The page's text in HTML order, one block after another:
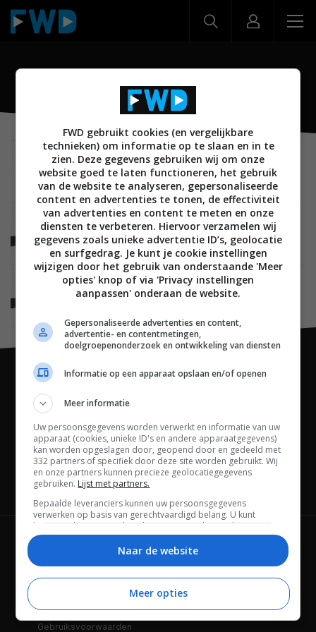
SC-BTT755
BEELD 12 AUGUSTUS 2010
Panasonic lanceert SC-BTT755 en SC-BTT350
3D home cinema systemen
AUDIO 01 AUGUSTUS 2010
Eerste 3D Blu-ray home cinema sets van
Panasonic
BEELD 01 AUGUSTUS 2010
Panasonic introduceert twee 3D Blu-ray home
Channels
Gebruiksvoorwaarden
FWD gebruikt cookies (en vergelijkbare
technieken) om informatie op te slaan en in te
zien. Deze gegevens gebruiken wij om onze
website goed te laten functioneren, het gebruik
van de website te analyseren, gepersonaliseerde
content en advertenties te tonen, de effectiviteit
van advertenties en content te meten en onze
diensten te verbeteren. Hiervoor verzamelen wij
gegevens zoals unieke advertentie ID’s, geolocatie
en surfgedrag. Je kunt je cookie instellingen
wijzigen door het gebruik van onderstaande 'Meer
opties' knop of via 'Privacy instellingen
aanpassen' onderaan de website.
Gepersonaliseerde advertenties en content,
advertentie- en contentmetingen,
doelgroepenonderzoek en ontwikkeling van diensten
Informatie op een apparaat opslaan en/of openen
Meer informatie
Uw persoonsgegevens worden verwerkt en informatie van uw
apparaat (cookies, unieke ID's en andere apparaatgegevens)
kan worden opgeslagen door, geopend door en gedeeld met
332 partners of specifiek door deze site worden gebruikt. Wij
en onze partners kunnen precieze geolocatiegegevens
gebruiken. Lijst met partners.
Bepaalde leveranciers kunnen uw persoonsgegevens
verwerken op basis van gerechtvaardigd belang. U kunt
hiertegen bezwaar maken door uw opties hieronder te
beheren. Zoek onderaan deze pagina of in het sitemenu naar
een link om uw toestemming te beheren of in te trekken via de
Naar de website
Meer opties